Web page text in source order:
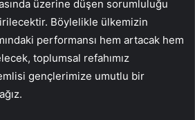
üzerine düşen sorumluluğu
Böylelikle ülkemizin
performansı hem artacak hem
toplumsal refahımız
gençlerimize umutlu bir